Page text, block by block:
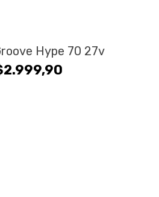
Hype 70 27v
2.999,90